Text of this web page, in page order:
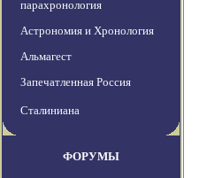
парахронология
Астрономия и Хронология
Альмагест
Запечатленная Россия
Сталиниана
ФОРУМЫ